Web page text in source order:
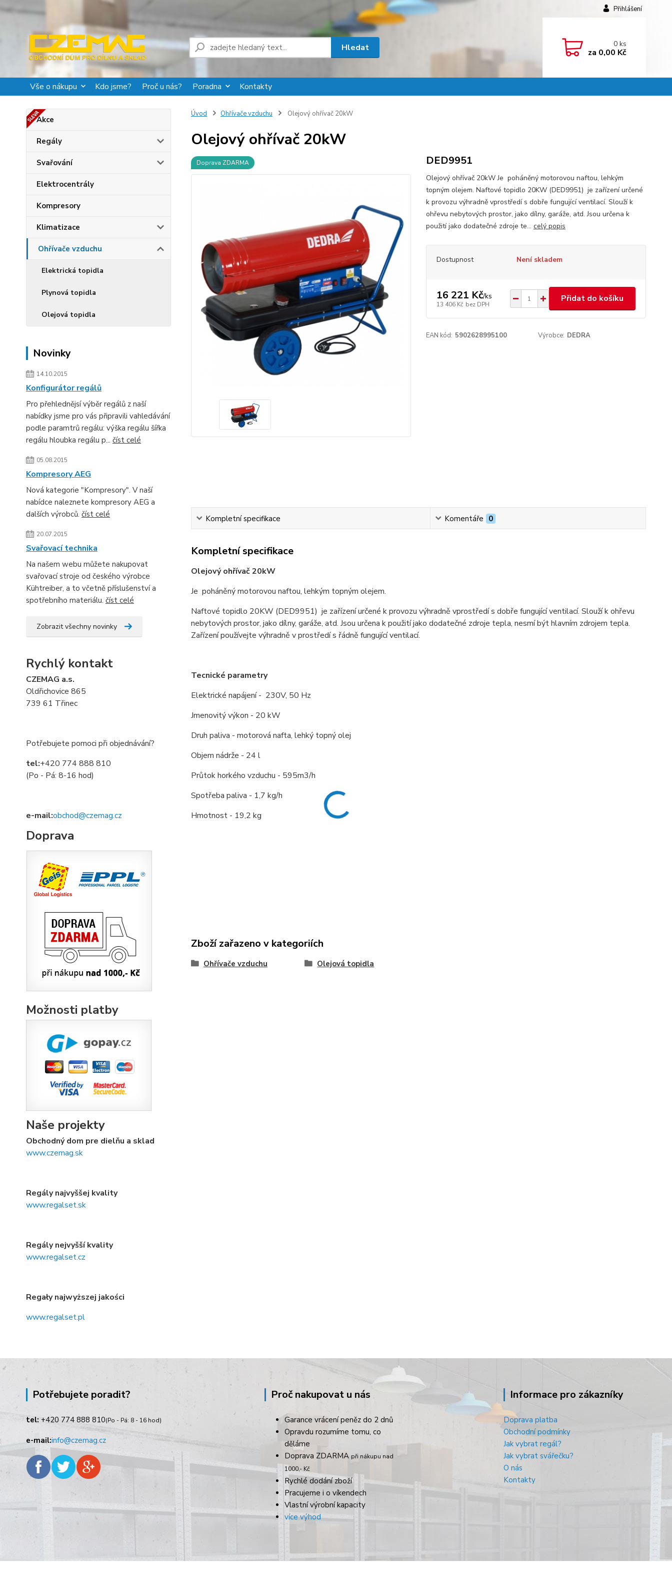
Vše o nákupu Kdo jsme? Proč u nás? Poradna Kontakty
Přihlášení
Hledat 0ks
za 0,00 Kč
Akce
Regály
Svařování
Elektrocentrály
Kompresory
Klimatizace
Ohřívače vzduchu
Elektrická topidla
Plynová topidla
Olejová topidla
Novinky
14.10.2015
Konfigurátor regálů
Pro přehlednějsí výběr regálů z naší
nabídky jsme pro vás připravili vahledávání
podle paramtrů regálu: výška regálu šířka
regálu hloubka regálu p... číst celé
05.08.2015
Kompresory AEG
Nová kategorie "Kompresory". V naší
nabídce naleznete kompresory AEG a
dalších výrobců. číst celé
20.07.2015
Svařovací technika
Na našem webu můžete nakupovat
svařovací stroje od českého výrobce
Kühtreiber, a to včetně příslušenství a
spotřebního materiálu. číst celé
Zobrazit všechny novinky
Rychlý kontakt
CZEMAG a.s.
Oldřichovice 865
739 61 Třinec
Potřebujete pomoci při objednávání?
tel:+420 774 888 810
(Po - Pá: 8-16 hod)
e-mail:obchod@czemag.cz
Doprava
Možnosti platby
Naše projekty
Obchodný dom pre dielňu a sklad
www.czemag.sk
Regály najvyššej kvality
www.regalset.sk
Regály nejvyšší kvality
www.regalset.cz
Regały najwyższej jakości
www.regalset.pl
Úvod Ohřívače vzduchu Olejový ohřívač 20kW
Olejový ohřívač 20kW
Doprava ZDARMA DED9951
Olejový ohřívač 20kW Je poháněný motorovou naftou, lehkým
topným olejem. Naftové topidlo 20KW (DED9951) je zařízení určené
k provozu výhradně vprostředí s dobře fungující ventilací. Slouží k
ohřevu nebytových prostor, jako dílny, garáže, atd. Jsou určena k
použití jako dodatečné zdroje te... celý popis
Dostupnost Není skladem
16 221 Kč/ks
13 406 Kč bez DPH
Přidat do košíku
EAN kód: 5902628995100 Výrobce: DEDRA
Kompletní specifikace Komentáře 0
Kompletní specifikace
Olejový ohřívač 20kW
Je poháněný motorovou naftou, lehkým topným olejem.
Naftové topidlo 20KW (DED9951) je zařízení určené k provozu výhradně vprostředí s dobře fungující ventilací. Slouží k ohřevu
nebytových prostor, jako dílny, garáže, atd. Jsou určena k použití jako dodatečné zdroje tepla, nesmí být hlavním zdrojem tepla.
Zařízení používejte výhradně v prostředí s řádně fungující ventilací.
Tecnické parametry
Elektrické napájení - 230V, 50 Hz
Jmenovitý výkon - 20 kW
Druh paliva - motorová nafta, lehký topný olej
Objem nádrže - 24 l
Průtok horkého vzduchu - 595m3/h
Spotřeba paliva - 1,7 kg/h
Hmotnost - 19,2 kg
Zboží zařazeno v kategoriích
Ohřívače vzduchu Olejová topidla
Potřebujete poradit?
tel:+420 774 888 810(Po - Pá: 8 - 16 hod)
e-mail:info@czemag.cz
Proč nakupovat u nás
Garance vrácení peněz do 2 dnů
Opravdu rozumíme tomu, co
děláme
Doprava ZDARMA při nákupu nad
1000,- Kč
Rychlé dodání zboží
Pracujeme i o víkendech
Vlastní výrobní kapacity
více výhod
Informace pro zákazníky
Doprava platba
Obchodní podmínky
Jak vybrat regál?
Jak vybrat svářečku?
O nás
Kontakty